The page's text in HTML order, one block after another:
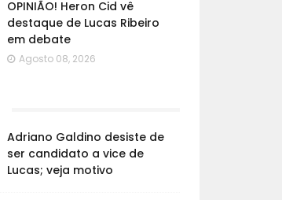
OPINIÃO! Heron Cid vê
destaque de Lucas Ribeiro
em debate
Agosto 08, 2026
Adriano Galdino desiste de
ser candidato a vice de
Lucas; veja motivo